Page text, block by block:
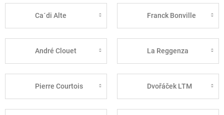
Ca´di Alte Franck Bonville
André Clouet La Reggenza
Pierre Courtois Dvořáček LTM